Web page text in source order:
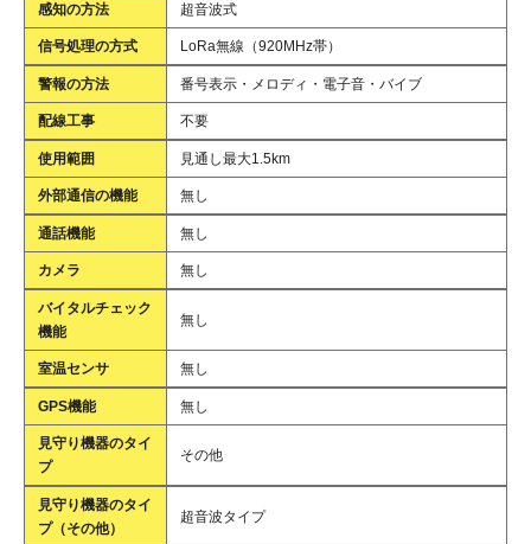
感知の方法 超音波式
信号処理の方式 LoRa無線（920MHz帯）
警報の方法 番号表示・メロディ・電子音・バイブ
配線工事 不要
使用範囲 見通し最大1.5km
外部通信の機能 無し
通話機能 無し
カメラ 無し
バイタルチェック
機能
無し
室温センサ 無し
GPS機能 無し
見守り機器のタイ
プ
その他
見守り機器のタイ
プ（その他）
超音波タイプ